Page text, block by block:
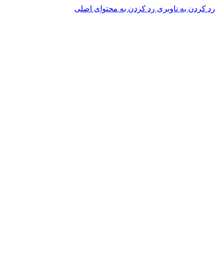
رد کردن به ناوبری رد کردن به محتوای اصلی